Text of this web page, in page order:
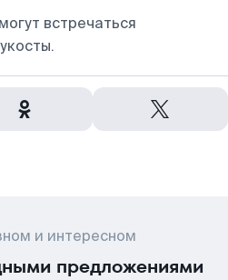
встречаться
и интересном
предложениями